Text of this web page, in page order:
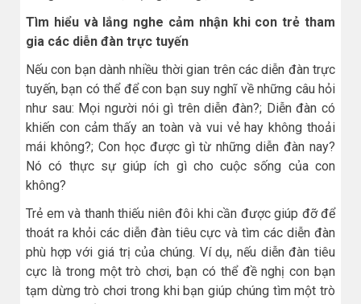
Tìm hiểu và lắng nghe cảm nhận khi con trẻ tham
gia các diễn đàn trực tuyến
Nếu con bạn dành nhiều thời gian trên các diễn đàn trực
tuyến, bạn có thể để con bạn suy nghĩ về những câu hỏi
như sau: Mọi người nói gì trên diễn đàn?; Diễn đàn có
khiến con cảm thấy an toàn và vui vẻ hay không thoải
mái không?; Con học được gì từ những diễn đàn nay?
Nó có thực sự giúp ích gì cho cuộc sống của con
không?
Trẻ em và thanh thiếu niên đôi khi cần được giúp đỡ để
thoát ra khỏi các diễn đàn tiêu cực và tìm các diễn đàn
phù hợp với giá trị của chúng. Ví dụ, nếu diễn đàn tiêu
cực là trong một trò chơi, bạn có thể đề nghị con bạn
tạm dừng trò chơi trong khi bạn giúp chúng tìm một trò